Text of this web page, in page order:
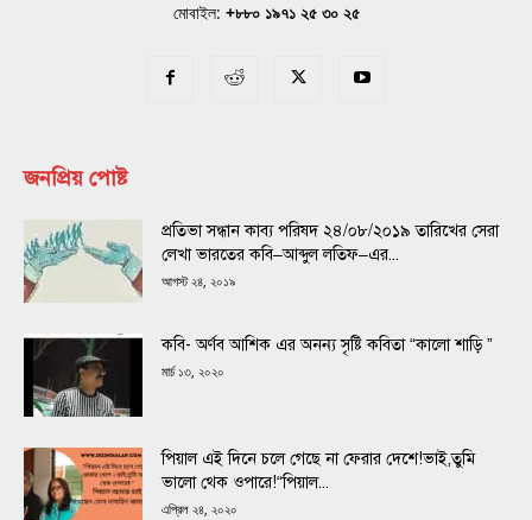
মোবাইল: +৮৮০ ১৯৭১ ২৫ ৩০ ২৫
জনপ্রিয় পোষ্ট
প্রতিভা সন্ধান কাব্য পরিষদ ২৪/০৮/২০১৯ তারিখের সেরা
লেখা ভারতের কবি–আব্দুল লতিফ–এর...
আগস্ট ২৪, ২০১৯
কবি- অর্ণব আশিক এর অনন্য সৃষ্টি কবিতা “কালো শাড়ি ”
মার্চ ১৩, ২০২০
পিয়াল এই দিনে চলে গেছে না ফেরার দেশে!ভাই,তুমি
ভালো থেক ওপারে!“পিয়াল...
এপ্রিল ২৪, ২০২০